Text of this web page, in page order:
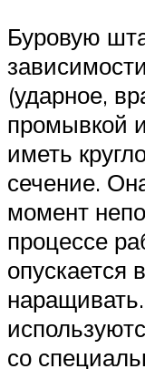
Буровую
(ударное,
промывкой
иметь
сечение.
момент
процессе
опускается
со